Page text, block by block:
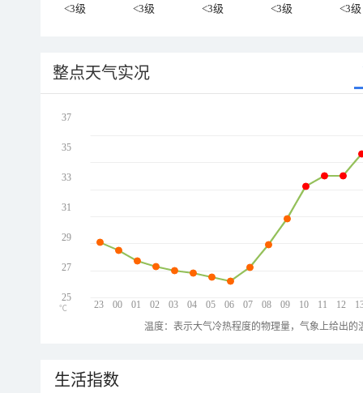
<3级
<3级 <3级 <3级 <3级
整点天气实况
23 00 01 02 03 04 05 06 07 08 09 10 11 12
37
35
33
31
29
27
25
℃
温度：表示大气冷热程度的物理量，气象上给出
生活指数